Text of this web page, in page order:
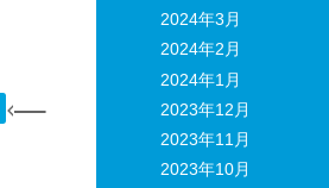
2024年3月
2024年2月
2024年1月
2023年12月
2023年11月
2023年10月